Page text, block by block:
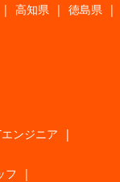
| 高知県 | 徳島県 |
ンジニア |
フ |